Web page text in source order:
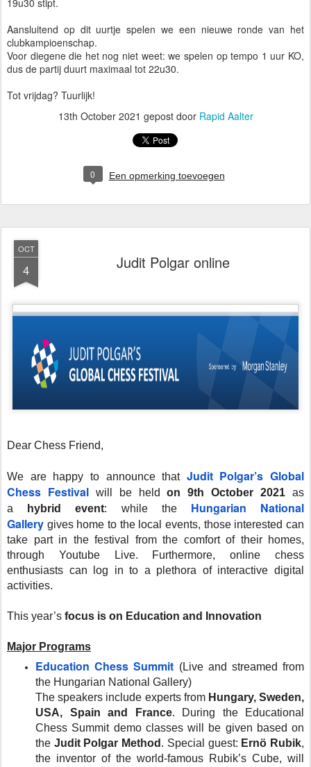
Aansluitend op dit uurtje spelen we een nieuwe ronde van het
clubkampioenschap.
Voor diegene die het nog niet weet: we spelen op tempo 1 uur KO,
dus de partij duurt maximaal tot 22u30.
Tot vrijdag? Tuurlijk!
13th October 2021 gepost door Rapid Aalter
0 Een opmerking toevoegen
OCT
4 Judit Polgar online
Dear Chess Friend,
We are happy to announce that Judit Polgar’s Global
Chess Festival will be heldon 9th October 2021 as
a
hybrid event: while the Hungarian National
Gallery gives home to the local events, those interested can
take part in the festival from the comfort of their homes,
through Youtube Live. Furthermore, online chess
enthusiasts can log in to a plethora of interactive digital
activities.
This year’s focus is on Education and Innovation
Major Programs
Education Chess Summit (Live and streamed from
the Hungarian National Gallery)
The speakers include experts from Hungary, Sweden,
USA, Spain and France. During the Educational
Chess Summit demo classes will be given based on
the Judit Polgar Method . Special guest: Ernö Rubik,
the inventor of the world-famous Rubik’s Cube, will